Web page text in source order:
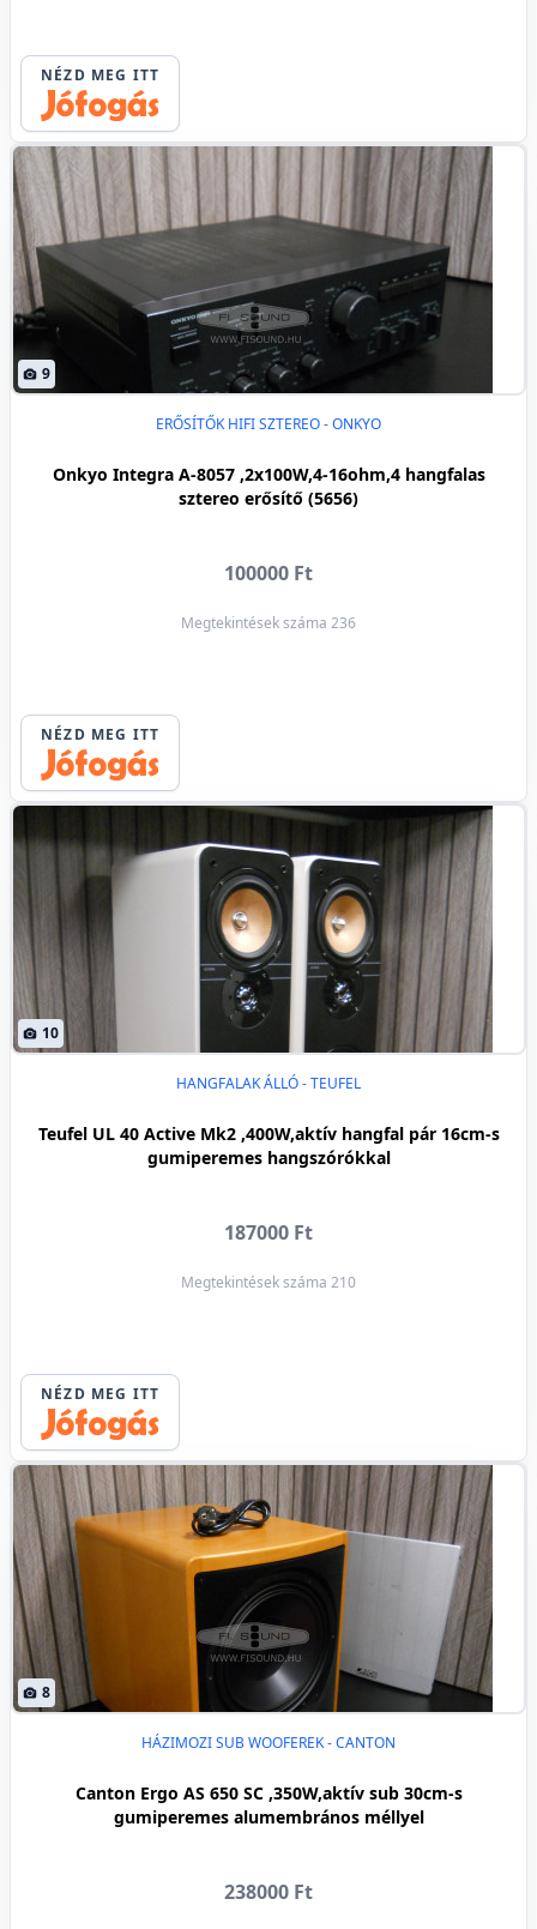
NÉZD MEG ITT
9
ERŐSÍTŐK HIFI SZTEREO - ONKYO
Onkyo Integra A-8057 ,2x100W,4-16ohm,4 hangfalas
sztereo erősítő (5656)
100000 Ft
Megtekintések száma 236
NÉZD MEG ITT
10
HANGFALAK ÁLLÓ - TEUFEL
Teufel UL 40 Active Mk2 ,400W,aktív hangfal pár 16cm-s
gumiperemes hangszórókkal
187000 Ft
Megtekintések száma 210
NÉZD MEG ITT
8
HÁZIMOZI SUB WOOFEREK - CANTON
Canton Ergo AS 650 SC ,350W,aktív sub 30cm-s
gumiperemes alumembrános méllyel
238000 Ft